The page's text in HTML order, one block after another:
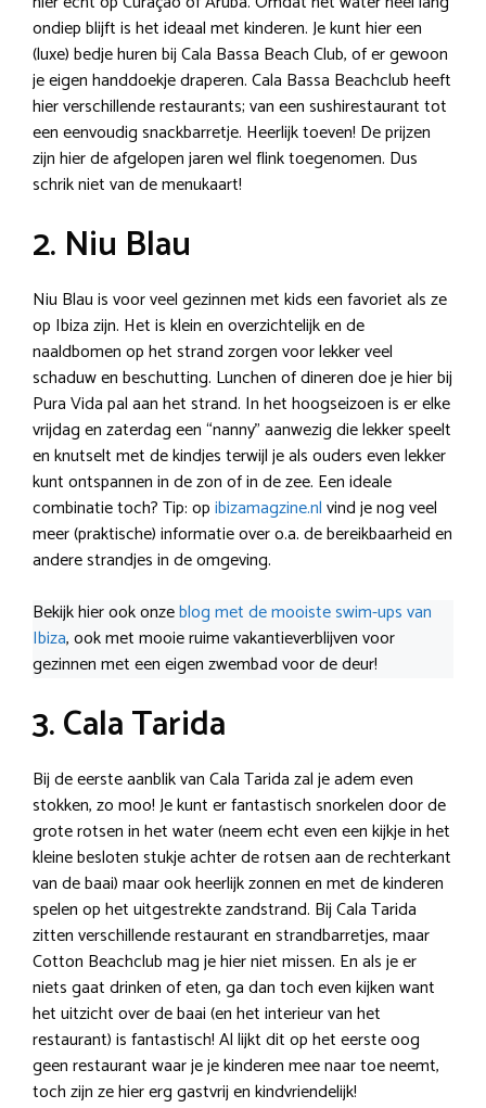
ondiep blijft is het ideaal met kinderen. Je kunt hier een
(luxe) bedje huren bij Cala Bassa Beach Club, of er gewoon
je eigen handdoekje draperen. Cala Bassa Beachclub heeft
hier verschillende restaurants; van een sushirestaurant tot
een eenvoudig snackbarretje. Heerlijk toeven! De prijzen
zijn hier de afgelopen jaren wel flink toegenomen. Dus
schrik niet van de menukaart!
2. Niu Blau
Niu Blau is voor veel gezinnen met kids een favoriet als ze
op Ibiza zijn. Het is klein en overzichtelijk en de
naaldbomen op het strand zorgen voor lekker veel
schaduw en beschutting. Lunchen of dineren doe je hier bij
Pura Vida pal aan het strand. In het hoogseizoen is er elke
vrijdag en zaterdag een “nanny” aanwezig die lekker speelt
en knutselt met de kindjes terwijl je als ouders even lekker
kunt ontspannen in de zon of in de zee. Een ideale
combinatie toch? Tip: opibizamagzine.nlvind je nog veel
meer (praktische) informatie over o.a. de bereikbaarheid en
andere strandjes in de omgeving.
Bekijk hier ook onzeblog met de mooiste swim-ups van
Ibiza, ook met mooie ruime vakantieverblijven voor
gezinnen met een eigen zwembad voor de deur!
3. Cala Tarida
Bij de eerste aanblik van Cala Tarida zal je adem even
stokken, zo moo! Je kunt er fantastisch snorkelen door de
grote rotsen in het water (neem echt even een kijkje in het
kleine besloten stukje achter de rotsen aan de rechterkant
van de baai) maar ook heerlijk zonnen en met de kinderen
spelen op het uitgestrekte zandstrand. Bij Cala Tarida
zitten verschillende restaurant en strandbarretjes, maar
Cotton Beachclub mag je hier niet missen. En als je er
niets gaat drinken of eten, ga dan toch even kijken want
het uitzicht over de baai (en het interieur van het
restaurant) is fantastisch! Al lijkt dit op het eerste oog
geen restaurant waar je je kinderen mee naar toe neemt,
toch zijn ze hier erg gastvrij en kindvriendelijk!